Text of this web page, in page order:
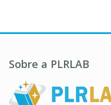
Sobre a PLRLAB